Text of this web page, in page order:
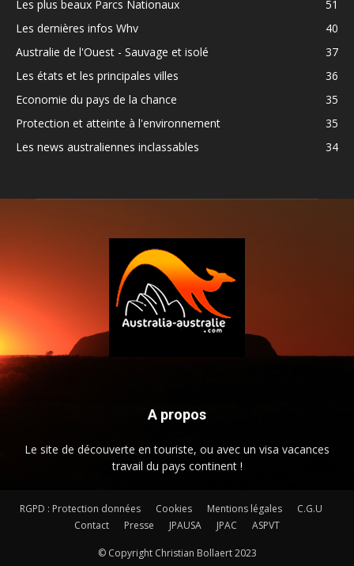
Les plus beaux Parcs Nationaux
51
Les dernières infos Whv
40
Australie de l'Ouest - Sauvage et isolé
37
Les états et les principales villes
36
Economie du pays de la chance
35
Protection et atteinte à l'environnement
35
Les news australiennes inclassables
34
A propos
Le site de découverte en touriste, ou avec un visa vacances
travail du pays continent !
RGPD : Protection données Cookies Mentions légales
C.G.U
Contact
Presse JPAUSA JPAC ASPVT
© Copyright Christian Bollaert 2023